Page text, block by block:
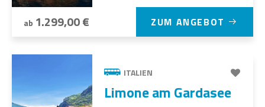
ab 1.299,00 € ZUM ANGEBOT
ITALIEN
Limone am Gardasee